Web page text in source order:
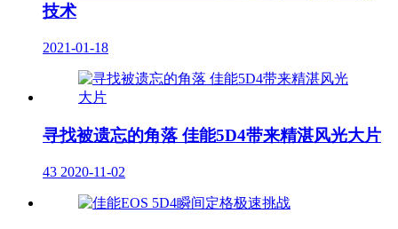
技术
2021-01-18
寻找被遗忘的角落 佳能5D4带来精湛风光大片
43 2020-11-02